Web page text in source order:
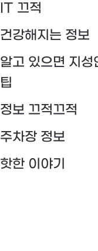
IT 끄적
건강해지는 정보
알고 있으면 지성
팁
정보 끄적끄적
주차장 정보
핫한 이야기